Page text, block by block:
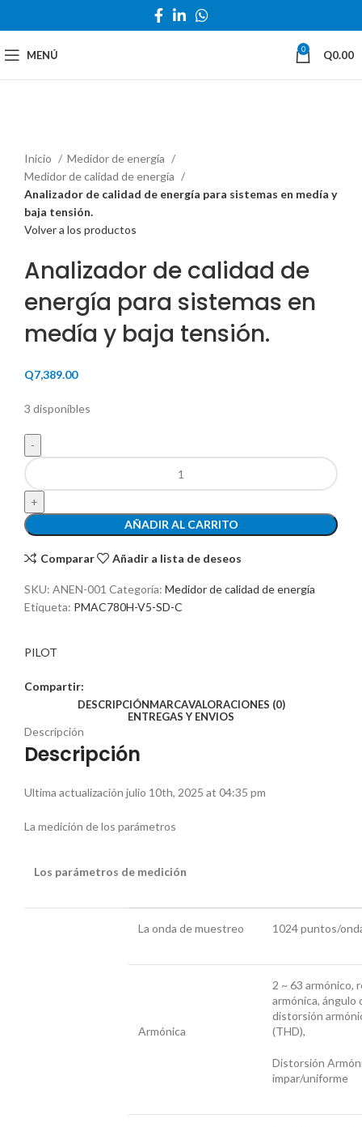
MENÚ 0 Q0.00
Inicio
Medidor de energía
Medidor de calidad de energía
Analizador de calidad de energía para sistemas en medía y
baja tensión.
Volver a los productos
Analizador de calidad de
energía para sistemas en
medía y baja tensión.
Q7,389.00
3 disponibles
AÑADIR AL CARRITO
Comparar Añadir a lista de deseos
SKU: ANEN-001 Categoría: Medidor de calidad de energía
Etiqueta: PMAC780H-V5-SD-C
PILOT
Compartir:
DESCRIPCIÓNMARCAVALORACIONES (0)
ENTREGAS Y ENVIOS
Descripción
Descripción
Ultima actualización julio 10th, 2025 at 04:35 pm
La medición de los parámetros
Los parámetros de medición
La onda de muestreo 1024 puntos/
Armónica
2 ~ 63 armónico,
armónica, ángulo
distorsión
(THD),
Distorsión
impar/uniforme